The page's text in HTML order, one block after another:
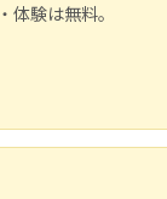
験は無料。